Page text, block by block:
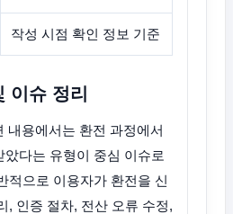
작성 시점 확인 정보 기준
이슈 정리
내용에서는 환전 과정에서
았다는 유형이 중심 이슈로
적으로 이용자가 환전을 신
, 인증 절차, 전산 오류 수정,